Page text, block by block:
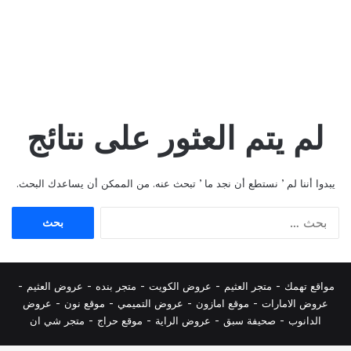
لم يتم العثور على نتائج
يبدوا أننا لم ’ نستطع أن نجد ما ’ تبحث عنه. من الممكن أن يساعدك البحث.
مواقع تهمك - متجر العثيم - عروض الكويت - متجر بنده - عروض العثيم -
عروض الامارات - موقع امازون - عروض التميمي - موقع نون - عروض
الدانوب - صحيفة سبق - عروض الراية - موقع حراج - متجر شي ان